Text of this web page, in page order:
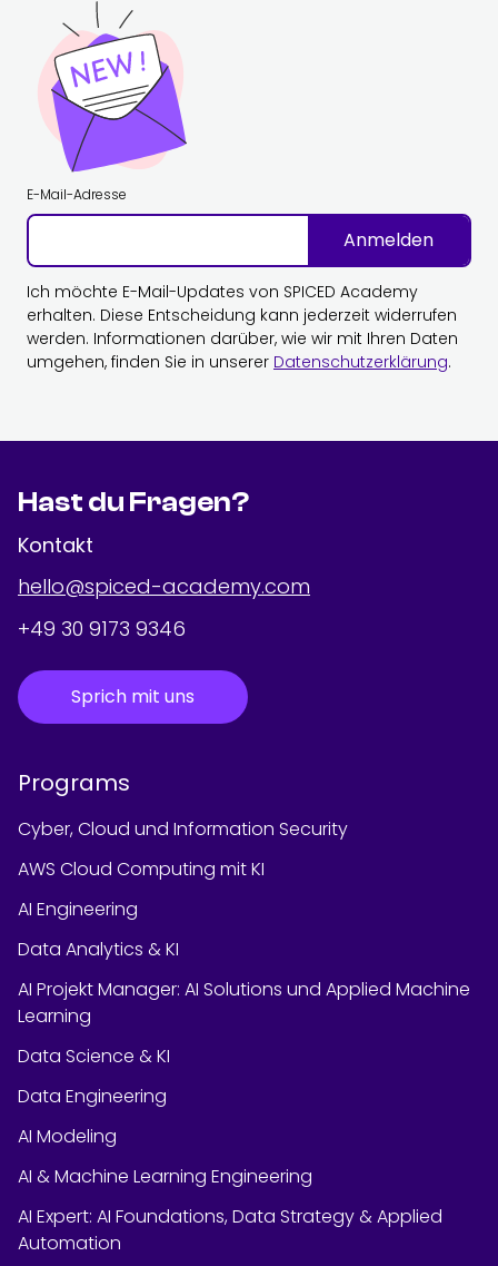
E-Mail-Adresse
Anmelden
Ich möchte E-Mail-Updates von SPICED Academy
erhalten. Diese Entscheidung kann jederzeit widerrufen
werden. Informationen darüber, wie wir mit Ihren Daten
umgehen, finden Sie in unserer Datenschutzerklärung.
Hast du Fragen?
Kontakt
hello@spiced-academy.com
+49 30 9173 9346
Sprich mit uns
Programs
Cyber, Cloud und Information Security
AWS Cloud Computing mit KI
AI Engineering
Data Analytics & KI
AI Projekt Manager: AI Solutions und Applied Machine
Learning
Data Science & KI
Data Engineering
AI Modeling
AI & Machine Learning Engineering
AI Expert: AI Foundations, Data Strategy & Applied
Automation